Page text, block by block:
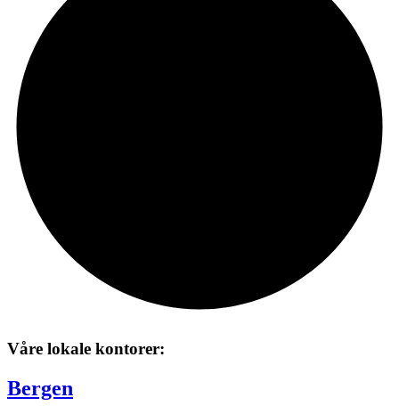
Våre lokale kontorer:
Bergen